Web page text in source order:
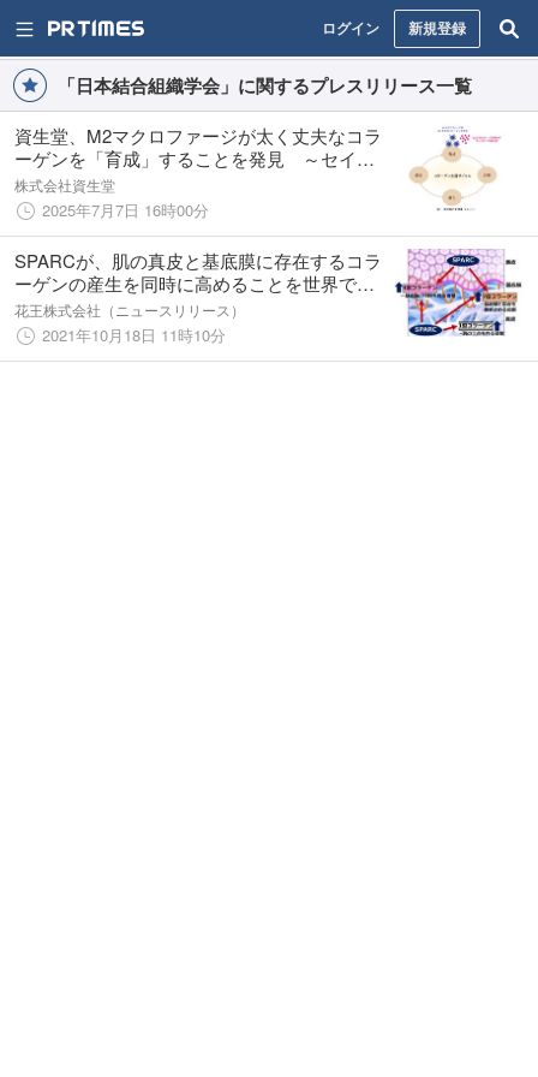
ログイン 新規登録
「日本結合組織学会」に関するプレスリリース一覧
資生堂、M2マクロファージが太く丈夫なコラ
ーゲンを「育成」することを発見 ～セイヨ
ウバラ抽出液がM2マクロファージの分化を促
進～
株式会社資生堂
2025年7月7日 16時00分
SPARCが、肌の真皮と基底膜に存在するコラ
ーゲンの産生を同時に高めることを世界で初
めて※1発見
花王株式会社（ニュースリリース）
2021年10月18日 11時10分